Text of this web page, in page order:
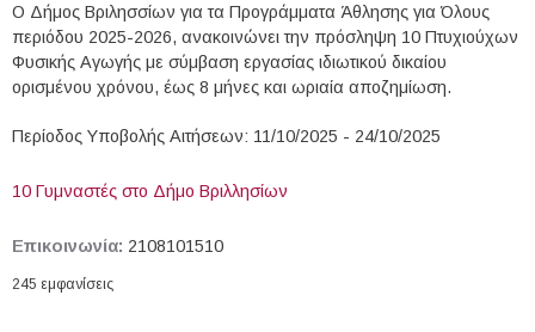
Ο Δήμος Βριλησσίων για τα Προγράμματα Άθλησης για Όλους
περιόδου 2025-2026, ανακοινώνει την πρόσληψη 10 Πτυχιούχων
Φυσικής Αγωγής με σύμβαση εργασίας ιδιωτικού δικαίου
ορισμένου χρόνου, έως 8 μήνες και ωριαία αποζημίωση.
Περίοδος Υποβολής Αιτήσεων: 11/10/2025 - 24/10/2025
10 Γυμναστές στο Δήμο Βριλλησίων
Επικοινωνία: 2108101510
245 εμφανίσεις